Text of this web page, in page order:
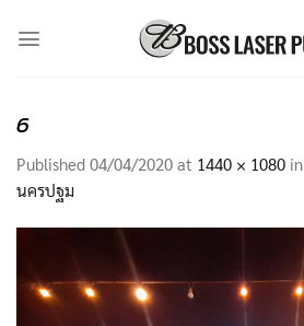
6
Published 04/04/2020 at 1440 × 1080 in
นครปฐม